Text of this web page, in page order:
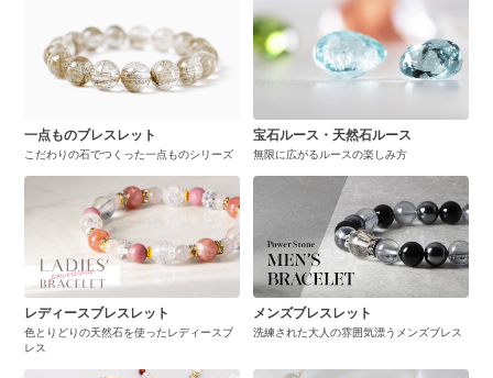
一点ものブレスレット
こだわりの石でつくった一点ものシリーズ
宝石ルース・天然石ルース
無限に広がるルースの楽しみ方
レディースブレスレット
色とりどりの天然石を使ったレディースブ
レス
メンズブレスレット
洗練された大人の雰囲気漂うメンズブレス